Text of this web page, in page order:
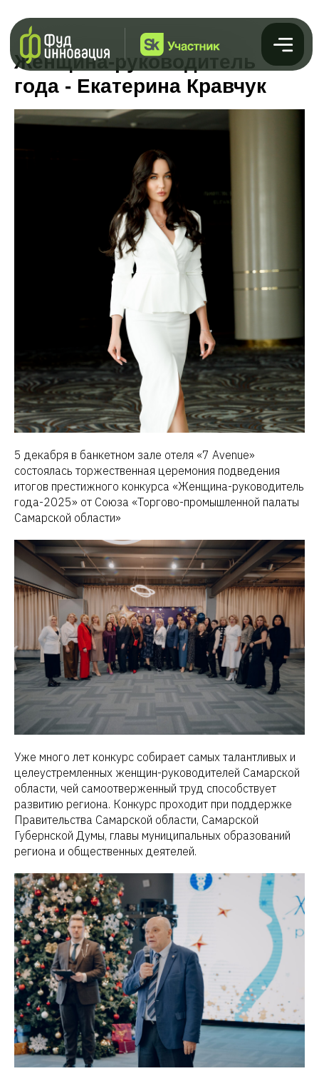
Женщина-руководитель
года - Екатерина Кравчук
5 декабря в банкетном зале отеля «7 Avenue»
состоялась торжественная церемония подведения
итогов престижного конкурса «Женщина-руководитель
года-2025» от Союза «Торгово-промышленной палаты
Самарской области»
Уже много лет конкурс собирает самых талантливых и
целеустремленных женщин-руководителей Самарской
области, чей самоотверженный труд способствует
развитию региона. Конкурс проходит при поддержке
Правительства Самарской области, Самарской
Губернской Думы, главы муниципальных образований
региона и общественных деятелей.